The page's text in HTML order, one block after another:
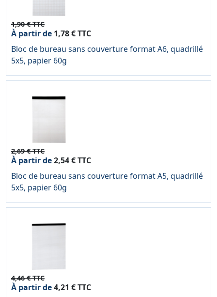
1,90 € TTC
À partir de 1,78 € TTC
Bloc de bureau sans couverture format A6, quadrillé
5x5, papier 60g
2,69 € TTC
À partir de2,54 € TTC
Bloc de bureau sans couverture format A5, quadrillé
5x5, papier 60g
4,46 € TTC
À partir de4,21 € TTC